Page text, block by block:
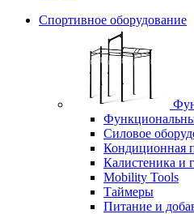
Спортивное оборудование
Силовое
Кондиционная
Калистеника и
Mobility Tools
Таймеры
Питание и